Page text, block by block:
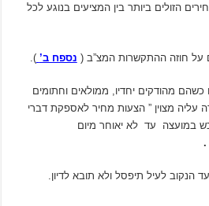
הזולים ביותר בין המציעים בנוגע לכל
על חוזה ההתקשרות המצ”ב ( נספח ב’ ).
מהודקים יחדיו, ממולאים וחתומים
עליה מצוין ” הצעות מחיר לאספקת דברי
במועצה עד לא יאוחר מיום
.
לעיל תיפסל ולא תובא לדיון.